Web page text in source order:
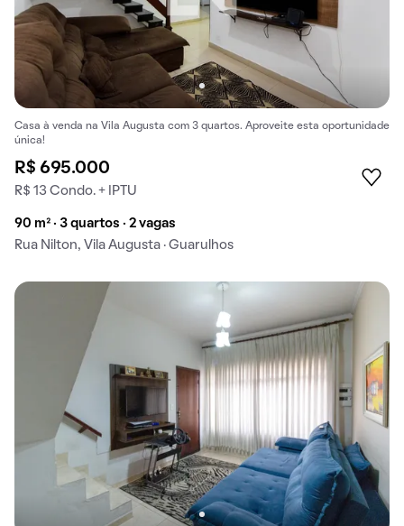
Casa à venda na Vila Augusta com 3 quartos. Aproveite esta oportunidade
única!
R$ 695.000
R$ 13 Condo. + IPTU
90 m² · 3 quartos · 2 vagas
Rua Nilton, Vila Augusta · Guarulhos